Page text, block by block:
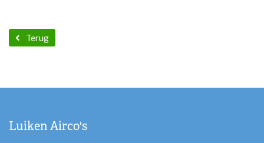
Terug
Luiken Airco's